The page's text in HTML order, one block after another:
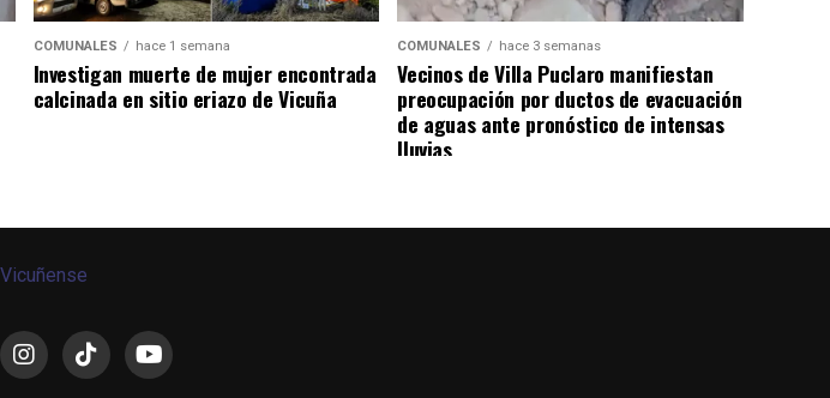
COMUNALES hace 1 semana
Investigan muerte de mujer encontrada
calcinada en sitio eriazo de Vicuña
COMUNALES hace 3 semanas
Vecinos de Villa Puclaro manifiestan
preocupación por ductos de evacuación
de aguas ante pronóstico de intensas
lluvias